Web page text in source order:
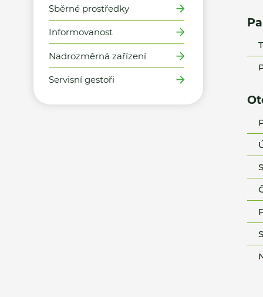
Sběrné prostředky
Informovanost
Nadrozměrná zařízení
Servisní gestoři